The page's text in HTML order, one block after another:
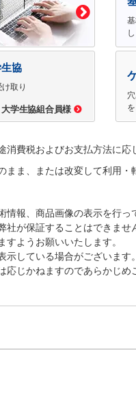
協
取り
大学生協組合員様
費税およびお支払方法に応
ま、または改変して利用・
報、商品画像の表示を行っ
が保証することはできませ
ようお願いいたします。
している場合がございます。
じかねますのであらかじめ